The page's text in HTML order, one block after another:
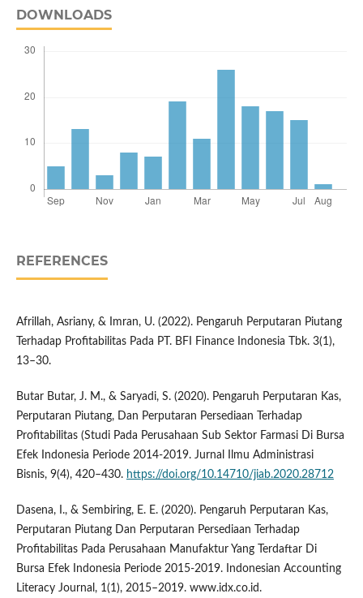
DOWNLOADS
REFERENCES
Afrillah, Asriany, & Imran, U. (2022). Pengaruh Perputaran Piutang
Terhadap Profitabilitas Pada PT. BFI Finance Indonesia Tbk. 3(1),
13–30.
Butar Butar, J. M., & Saryadi, S. (2020). Pengaruh Perputaran Kas,
Perputaran Piutang, Dan Perputaran Persediaan Terhadap
Profitabilitas (Studi Pada Perusahaan Sub Sektor Farmasi Di Bursa
Efek Indonesia Periode 2014-2019. Jurnal Ilmu Administrasi
Bisnis, 9(4), 420–430. https://doi.org/10.14710/jiab.2020.28712
Dasena, I., & Sembiring, E. E. (2020). Pengaruh Perputaran Kas,
Perputaran Piutang Dan Perputaran Persediaan Terhadap
Profitabilitas Pada Perusahaan Manufaktur Yang Terdaftar Di
Bursa Efek Indonesia Periode 2015-2019. Indonesian Accounting
Literacy Journal, 1(1), 2015–2019. www.idx.co.id.